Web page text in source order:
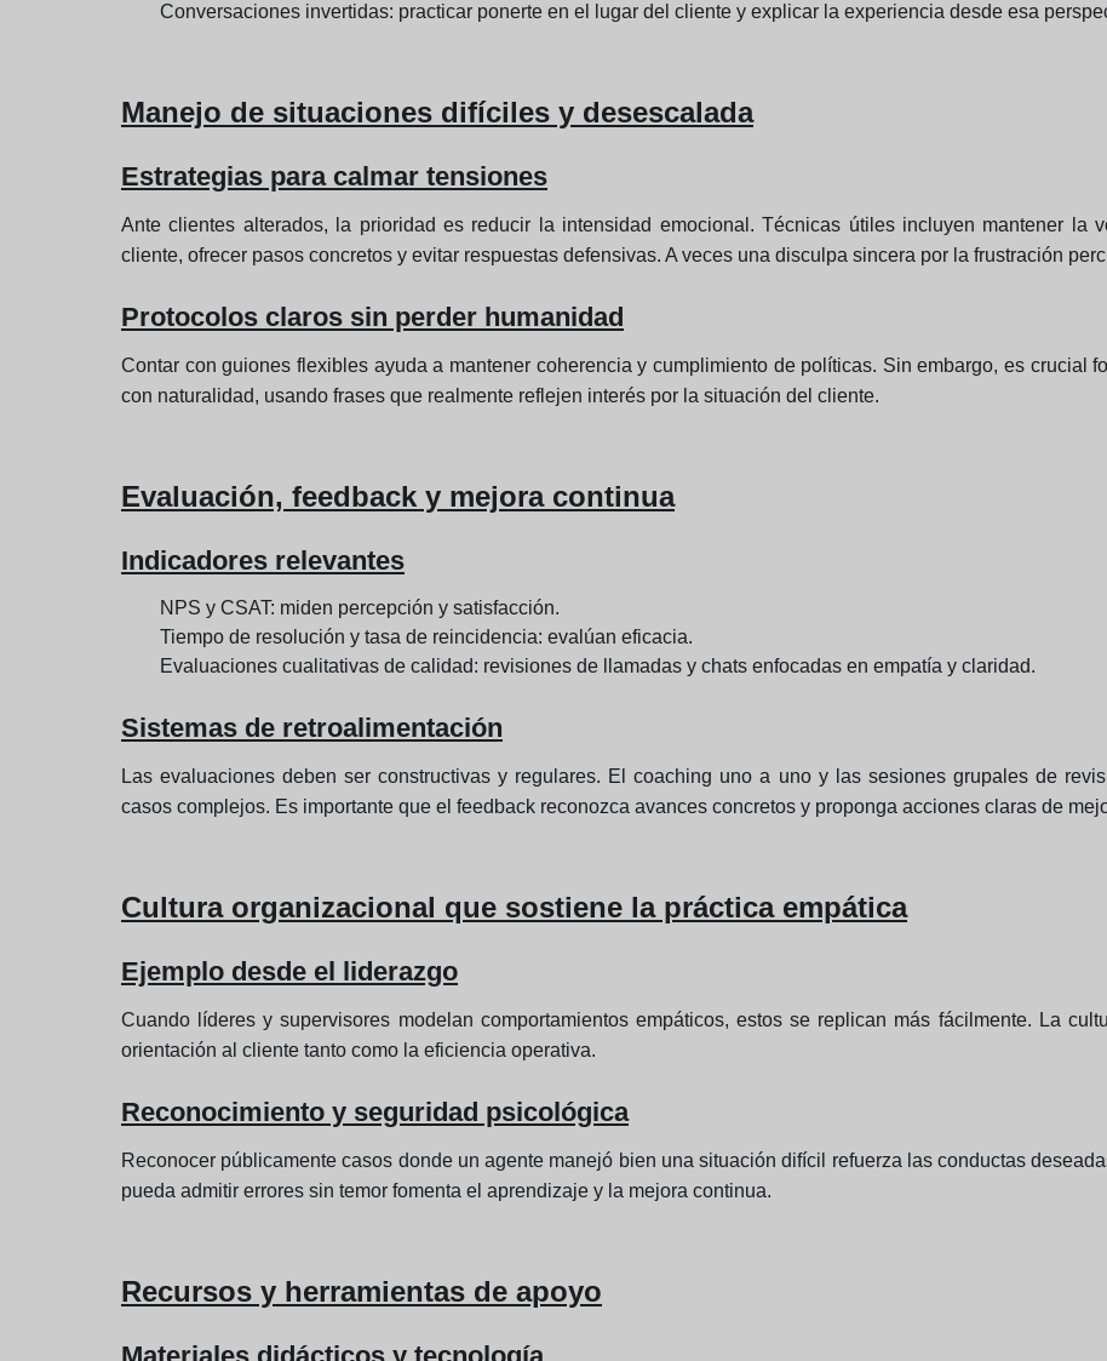
Conversaciones invertidas: practicar ponerte en el lugar del cliente y explicar la experiencia desde esa
Manejo de situaciones difíciles y desescalada
Estrategias para calmar tensiones
Ante clientes alterados, la prioridad es reducir la intensidad emocional. Técnicas útiles incluyen mantener la
cliente, ofrecer pasos concretos y evitar respuestas defensivas. A veces una disculpa sincera por la frustración
Protocolos claros sin perder humanidad
Contar con guiones flexibles ayuda a mantener coherencia y cumplimiento de políticas. Sin embargo, es crucial
con naturalidad, usando frases que realmente reflejen interés por la situación del cliente.
Evaluación, feedback y mejora continua
Indicadores relevantes
NPS y CSAT: miden percepción y satisfacción.
Tiempo de resolución y tasa de reincidencia: evalúan eficacia.
Evaluaciones cualitativas de calidad: revisiones de llamadas y chats enfocadas en empatía y claridad.
Sistemas de retroalimentación
Las evaluaciones deben ser constructivas y regulares. El coaching uno a uno y las sesiones grupales de
casos complejos. Es importante que el feedback reconozca avances concretos y proponga acciones claras de
Cultura organizacional que sostiene la práctica empática
Ejemplo desde el liderazgo
Cuando líderes y supervisores modelan comportamientos empáticos, estos se replican más fácilmente. La
orientación al cliente tanto como la eficiencia operativa.
Reconocimiento y seguridad psicológica
Reconocer públicamente casos donde un agente manejó bien una situación difícil refuerza las conductas
pueda admitir errores sin temor fomenta el aprendizaje y la mejora continua.
Recursos y herramientas de apoyo